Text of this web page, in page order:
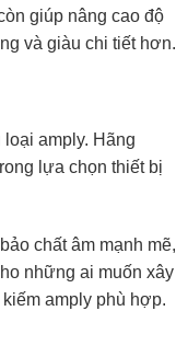
giúp nâng cao độ
và giàu chi tiết hơn.
amply. Hãng
lựa chọn thiết bị
chất âm mạnh mẽ,
những ai muốn xây
amply phù hợp.